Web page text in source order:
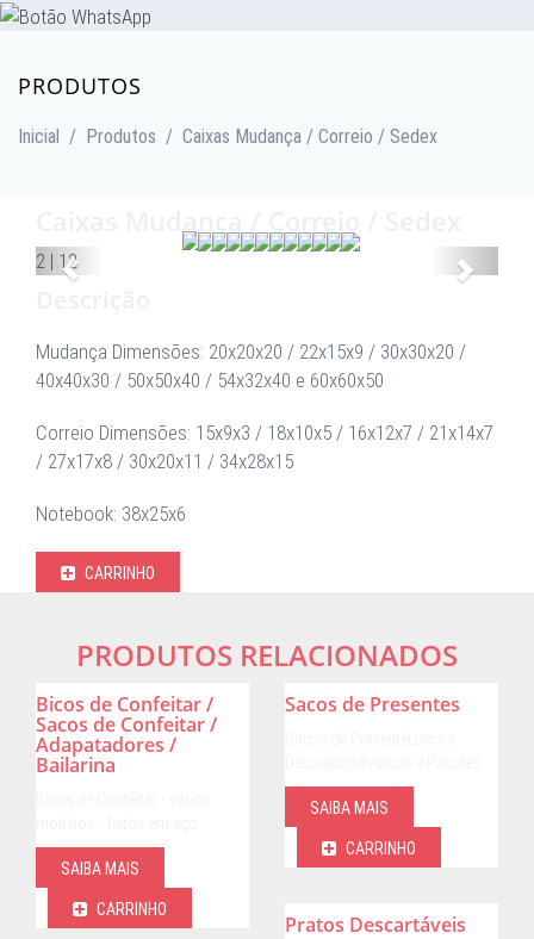
PRODUTOS
Inicial / Produtos / Caixas Mudança / Correio / Sedex
Anterior
2 | 12
Mudança Dimensões: 20x20x20 / 22x15x9 / 30x30x20 /
40x40x30 / 50x50x40 / 54x32x40 e 60x60x50
Correio Dimensões: 15x9x3 / 18x10x5 / 16x12x7 / 21x14x7
/ 27x17x8 / 30x20x11 / 34x28x15
Notebook: 38x25x6
CARRINHO
PRODUTOS RELACIONADOS
Bicos de Confeitar /
Sacos de Confeitar /
Adapatadores /
Bailarina
SAIBA MAIS
CARRINHO
Sacos de Presentes
SAIBA MAIS
CARRINHO
Pratos Descartáveis